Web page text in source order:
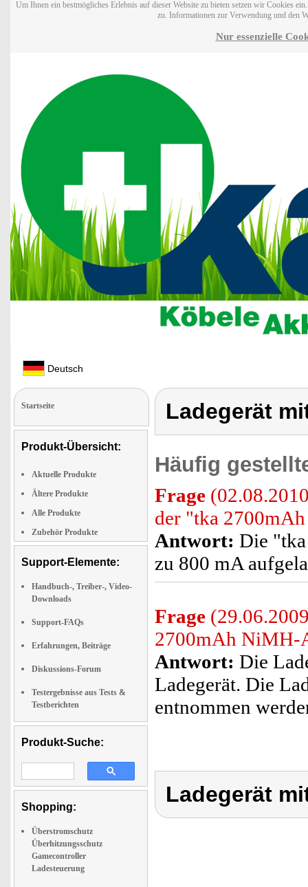
Um Ihnen ein bestmögliches Erlebnis auf dieser Website zu bieten setzen wir Cookies
zu. Informationen zur Verwendung und den
Nur essenzielle
Deutsch
Startseite
Produkt-Übersicht:
Aktuelle Produkte
Ältere Produkte
Alle Produkte
Zubehör Produkte
Support-Elemente:
Handbuch-, Treiber-, Video-
Downloads
Support-FAQs
Erfahrungen, Beiträge
Diskussions-Forum
Testergebnisse aus Tests &
Testberichten
Produkt-Suche:
Shopping:
Überstromschutz
Überhitzungsschutz
Gamecontroller
Ladesteuerung
Ladegerät
Häufig
Frage
der "tka
Antwort: Die
zu 800 mA
Frage
2700mAh NiMH-
Antwort: Die
Ladegerät. Die
entnommen
Ladegerät